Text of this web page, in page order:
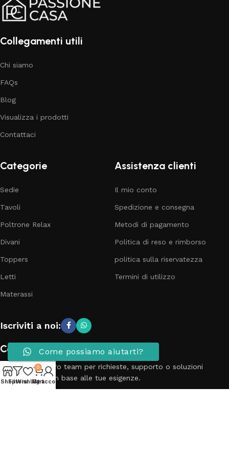
Collegamenti utili
Chi siamo
FAQs
Blog
Visualizza i prodotti
Contattaci
Categorie
Sedie
Tavoli
Poltrone Relax
Divani
Toppers
Letti
Materassi
Assistenza clienti
Il mio conto
Spedizione e consegna
Metodi di pagamento
Politica di reso e rimborso
politica sulla riservatezza
Termini di utilizzo
Iscriviti a noi:
Contattaci
Contatta il nostro team per richieste, supporto o soluzioni
personalizzate in base alle tue esigenze.
ShopFilters
Wishlist
0
Cart
My account
Come possiamo aiutarti?